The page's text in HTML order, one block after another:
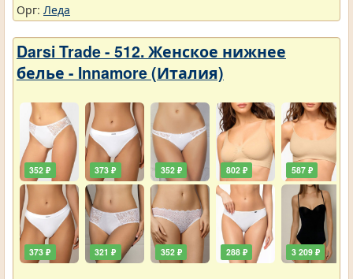
Орг: Леда
Darsi Trade - 512. Женское нижнее
белье - Innamore (Италия)
352 ₽
373 ₽
373 ₽
321 ₽
352 ₽
352 ₽
802 ₽
288 ₽
587 ₽
3 209 ₽